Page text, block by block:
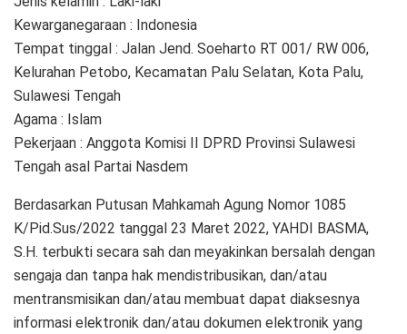
Kewarganegaraan : Indonesia
Tempat tinggal : Jalan Jend. Soeharto RT 001/ RW 006,
Kelurahan Petobo, Kecamatan Palu Selatan, Kota Palu,
Sulawesi Tengah
Agama : Islam
Pekerjaan : Anggota Komisi II DPRD Provinsi Sulawesi
Tengah asal Partai Nasdem
Berdasarkan Putusan Mahkamah Agung Nomor 1085
K/Pid.Sus/2022 tanggal 23 Maret 2022, YAHDI BASMA,
S.H. terbukti secara sah dan meyakinkan bersalah dengan
sengaja dan tanpa hak mendistribusikan, dan/atau
mentransmisikan dan/atau membuat dapat diaksesnya
informasi elektronik dan/atau dokumen elektronik yang